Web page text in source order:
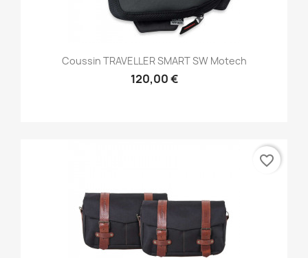
Coussin TRAVELLER SMART SW Motech
120,00 €
favorite_border